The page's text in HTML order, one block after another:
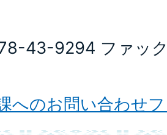
43-9294 ファッ
へのお問い合わせ